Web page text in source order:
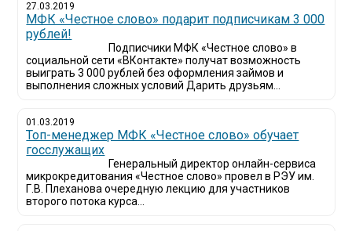
27.03.2019
МФК «Честное слово» подарит подписчикам 3 000
рублей!
Подписчики МФК «Честное слово» в
социальной сети «ВКонтакте» получат возможность
выиграть 3 000 рублей без оформления займов и
выполнения сложных условий Дарить друзьям...
01.03.2019
Топ-менеджер МФК «Честное слово» обучает
госслужащих
Генеральный директор онлайн-сервиса
микрокредитования «Честное слово» провел в РЭУ им.
Г.В. Плеханова очередную лекцию для участников
второго потока курса...